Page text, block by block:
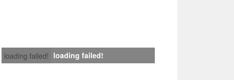
loading failed! loading failed!